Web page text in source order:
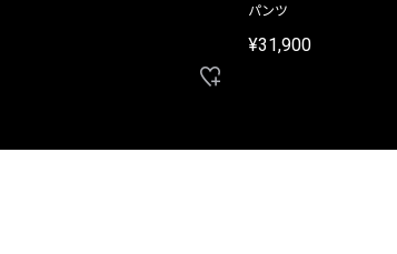
パンツ
¥31,900